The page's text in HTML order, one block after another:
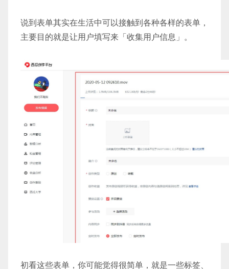
说到表单其实在生活中可以接触到各种各样的表单，
主要目的就是让用户填写来「收集用户信息」。
初看这些表单，你可能觉得很简单，就是一些标签、